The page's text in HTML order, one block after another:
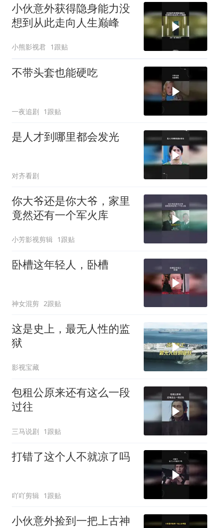
小伙意外获得隐身能力没
想到从此走向人生巅峰
小熊影视君 1跟贴
不带头套也能硬吃
一夜追剧 1跟贴
是人才到哪里都会发光
对齐看剧
你大爷还是你大爷，家里
竟然还有一个军火库
小芳影视剪辑 1跟贴
卧槽这年轻人，卧槽
神女混剪 2跟贴
这是史上，最无人性的监
狱
影视宝藏
包租公原来还有这么一段
过往
三马说剧 1跟贴
打错了这个人不就凉了吗
吖吖剪辑 1跟贴
小伙意外捡到一把上古神